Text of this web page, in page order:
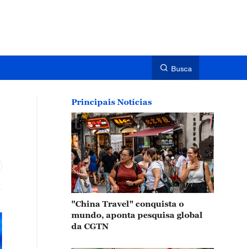
Busca
Principais Notícias
"China Travel" conquista o
mundo, aponta pesquisa global
da CGTN